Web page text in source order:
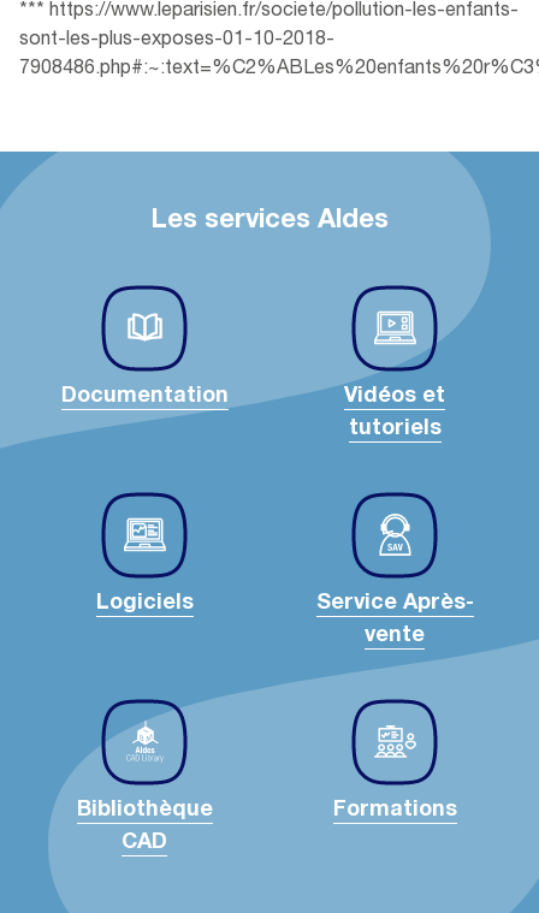
*** https://www.leparisien.fr/societe/pollution-les-enfants-
sont-les-plus-exposes-01-10-2018-
Les services Aldes
Documentation
Vidéos et
tutoriels
Logiciels
Service Après-
vente
Bibliothèque
CAD
Formations